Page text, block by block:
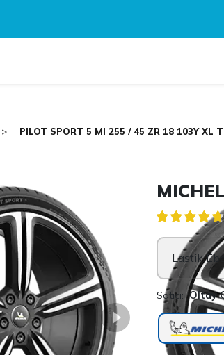
PILOT SPORT 5 MI 255 / 45 ZR 18 103Y XL
Lastik
Satıcı: Oltay